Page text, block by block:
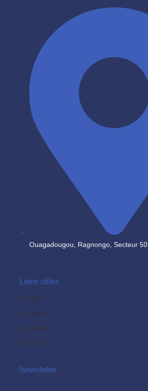
Ouagadougou, Ragnongo, Secteur 50
Liens utiles
Accueil
A propos
Actualités
Contact
Newsletter